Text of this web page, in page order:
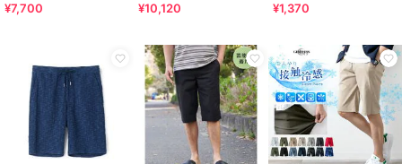
¥7,700 ¥10,120 ¥1,370